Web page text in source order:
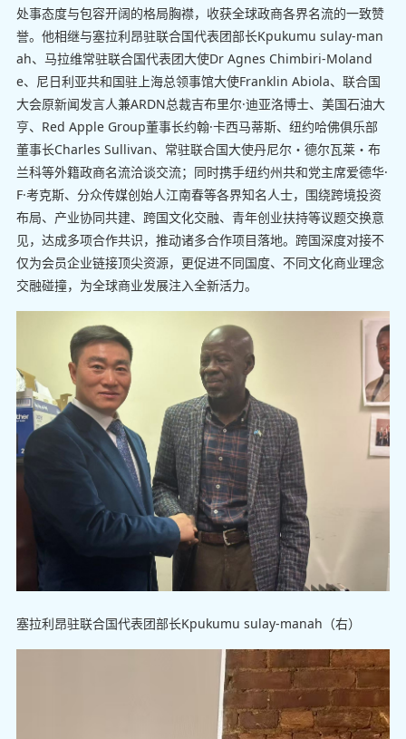
处事态度与包容开阔的格局胸襟，收获全球政商各界名流的一致赞
誉。他相继与塞拉利昂驻联合国代表团部长Kpukumu sulay-man
ah、马拉维常驻联合国代表团大使Dr Agnes Chimbiri-Moland
e、尼日利亚共和国驻上海总领事馆大使Franklin Abiola、联合国
大会原新闻发言人兼ARDN总裁吉布里尔·迪亚洛博士、美国石油大
亨、Red Apple Group董事长约翰·卡西马蒂斯、纽约哈佛俱乐部
董事长Charles Sullivan、常驻联合国大使丹尼尔・德尔瓦莱・布
兰科等外籍政商名流洽谈交流；同时携手纽约州共和党主席爱德华·
F·考克斯、分众传媒创始人江南春等各界知名人士，围绕跨境投资
布局、产业协同共建、跨国文化交融、青年创业扶持等议题交换意
见，达成多项合作共识，推动诸多合作项目落地。跨国深度对接不
仅为会员企业链接顶尖资源，更促进不同国度、不同文化商业理念
交融碰撞，为全球商业发展注入全新活力。
塞拉利昂驻联合国代表团部长Kpukumu sulay-manah（右）